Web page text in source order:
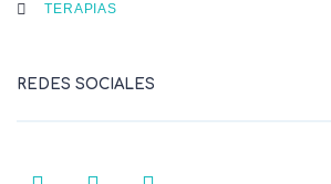
TERAPIAS
REDES SOCIALES